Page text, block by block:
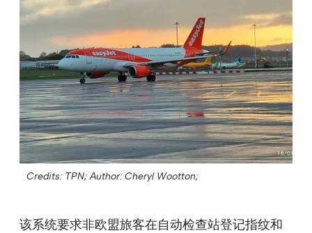
Credits: TPN; Author: Cheryl Wootton;
该系统要求非欧盟旅客在自动检查站登记指纹和